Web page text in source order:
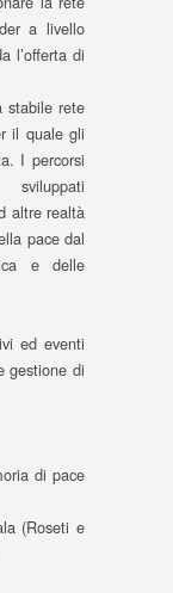
a livello
l’offerta di
stabile rete
il quale gli
I percorsi
altre realtà
pace dal
e delle
ed eventi
gestione di
di pace
(Roseti e